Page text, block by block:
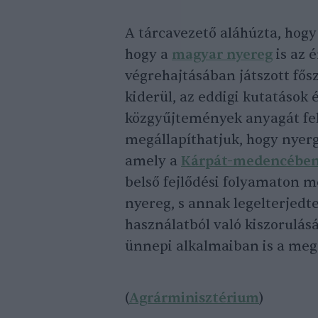
A tárcavezető aláhúzta,
hogy a magyar nyereg is az
végrehajtásában játszott
kiderül, az eddigi kutatások
közgyűjtemények anyagát
megállapíthatjuk, hogy
amely a Kárpát-
belső fejlődési folyamaton
nyereg, s annak
használatból való
ünnepi alkalmaiban is a
(Agrárminisztérium)